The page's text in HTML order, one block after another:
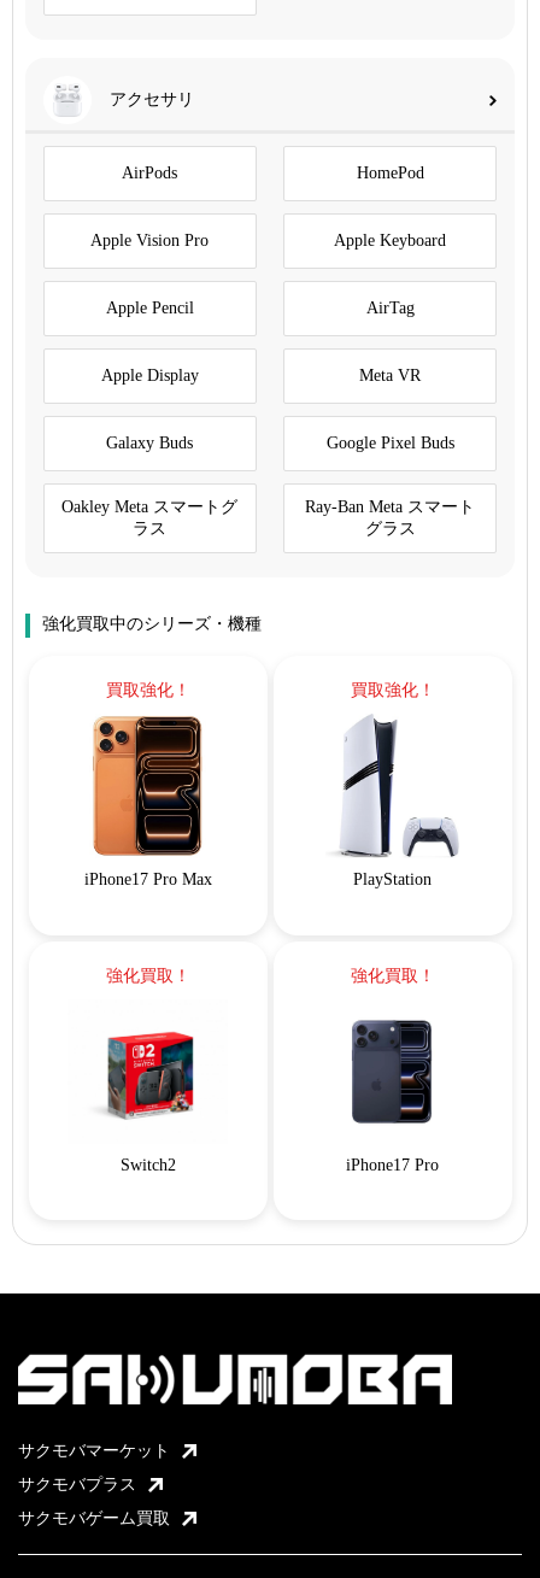
アクセサリ
AirPods HomePod
Apple Vision Pro Apple Keyboard
Apple Pencil AirTag
Apple Display Meta VR
Galaxy Buds Google Pixel Buds
Oakley Meta スマートグ
ラス
Ray-Ban Meta スマート
グラス
強化買取中のシリーズ・機種
買取強化！
iPhone17 Pro Max
買取強化！
PlayStation
強化買取！
Switch2
強化買取！
iPhone17 Pro
サクモバマーケット
サクモバプラス
サクモバゲーム買取